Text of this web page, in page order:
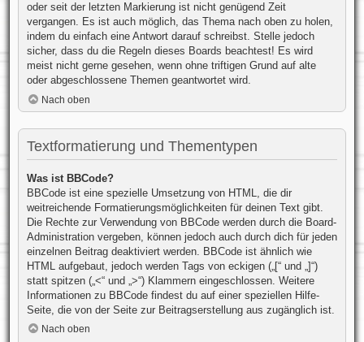
oder seit der letzten Markierung ist nicht genügend Zeit
vergangen. Es ist auch möglich, das Thema nach oben zu holen,
indem du einfach eine Antwort darauf schreibst. Stelle jedoch
sicher, dass du die Regeln dieses Boards beachtest! Es wird
meist nicht gerne gesehen, wenn ohne triftigen Grund auf alte
oder abgeschlossene Themen geantwortet wird.
Nach oben
Textformatierung und Thementypen
Was ist BBCode?
BBCode ist eine spezielle Umsetzung von HTML, die dir
weitreichende Formatierungsmöglichkeiten für deinen Text gibt.
Die Rechte zur Verwendung von BBCode werden durch die Board-
Administration vergeben, können jedoch auch durch dich für jeden
einzelnen Beitrag deaktiviert werden. BBCode ist ähnlich wie
HTML aufgebaut, jedoch werden Tags von eckigen („[“ und „]“)
statt spitzen („<“ und „>“) Klammern eingeschlossen. Weitere
Informationen zu BBCode findest du auf einer speziellen Hilfe-
Seite, die von der Seite zur Beitragserstellung aus zugänglich ist.
Nach oben